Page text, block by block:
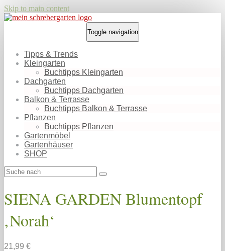
Skip to main content
Toggle navigation
Tipps & Trends
Kleingarten
Buchtipps Kleingarten
Dachgarten
Buchtipps Dachgarten
Balkon & Terrasse
Buchtipps Balkon & Terrasse
Pflanzen
Buchtipps Pflanzen
Gartenmöbel
Gartenhäuser
SHOP
SIENA GARDEN Blumentopf
‚Norah‘
21,99 €